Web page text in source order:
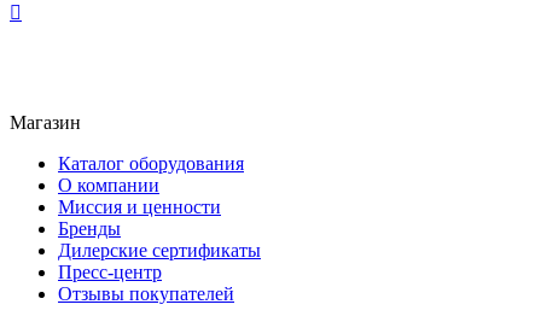

Магазин
Каталог оборудования
О компании
Миссия и ценности
Бренды
Дилерские сертификаты
Пресс-центр
Отзывы покупателей